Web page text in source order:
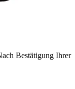
Bestätigung Ihrer